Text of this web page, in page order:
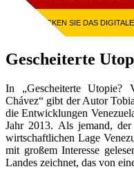
ENTDECKEN SIE DAS
Gescheiterte
In „Gescheiterte Utopie?
Chávez“ gibt der Autor
die Entwicklungen
Jahr 2013. Als jemand,
wirtschaftlichen Lage
mit großem Interesse
Landes zeichnet, das von